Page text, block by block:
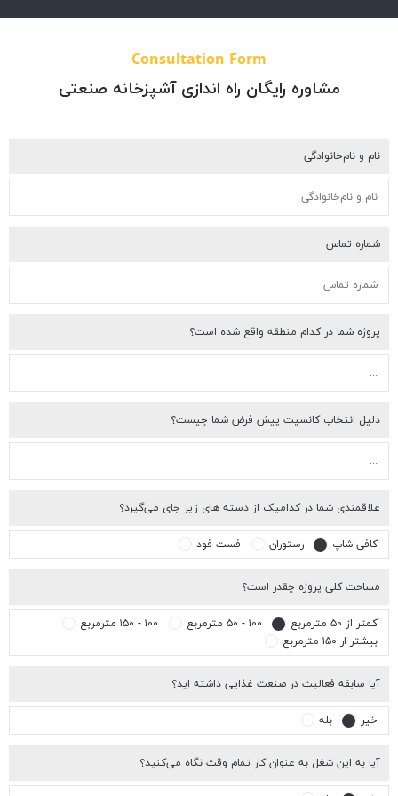
Consultation Form
مشاوره رایگان راه اندازی آشپزخانه صنعتی
و نام‌خانوادگی
تماس
شما در کدام منطقه واقع شده است؟
انتخاب کانسپت پیش فرض شما چیست؟
شما در کدامیک از دسته های زیر جای می‌گیرد؟
شاپ رستوران فست فود
کلی پروژه چقدر است؟
از ۵۰ مترمربع ۱۰۰ - ۵۰ مترمربع
ار ۱۵۰ مترمربع
سابقه فعالیت در صنعت غذایی داشته اید؟
بله
به این شغل به عنوان کار تمام وقت نگاه می‌کنید؟